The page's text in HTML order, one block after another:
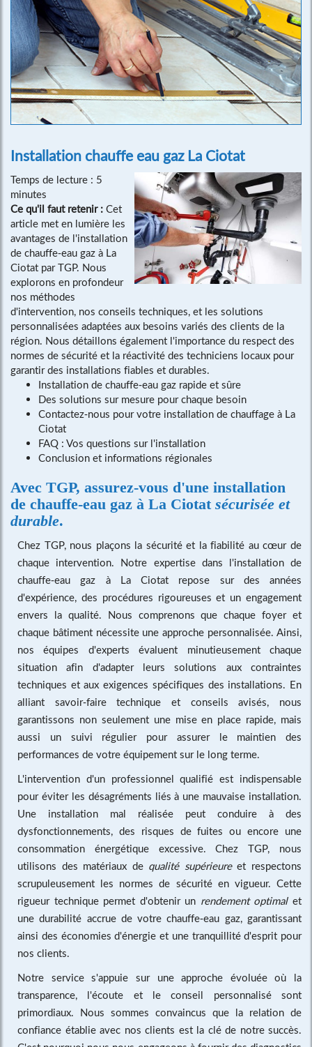
Installation chauffe eau gaz La Ciotat
Temps de lecture : 5
minutes
Ce qu'il faut retenir : Cet
article met en lumière les
avantages de l'installation
de chauffe-eau gaz à La
Ciotat par TGP. Nous
explorons en profondeur
nos méthodes
d'intervention, nos conseils techniques, et les solutions
personnalisées adaptées aux besoins variés des clients de la
région. Nous détaillons également l'importance du respect des
normes de sécurité et la réactivité des techniciens locaux pour
garantir des installations fiables et durables.
Installation de chauffe-eau gaz rapide et sûre
Des solutions sur mesure pour chaque besoin
Contactez-nous pour votre installation de chauffage à La
Ciotat
FAQ : Vos questions sur l'installation
Conclusion et informations régionales
Avec TGP, assurez-vous d'une installation
de chauffe-eau gaz à La Ciotat sécurisée et
durable.
Chez TGP, nous plaçons la sécurité et la fiabilité au cœur de
chaque intervention. Notre expertise dans l'installation de
chauffe-eau gaz à La Ciotat repose sur des années
d'expérience, des procédures rigoureuses et un engagement
envers la qualité. Nous comprenons que chaque foyer et
chaque bâtiment nécessite une approche personnalisée. Ainsi,
nos équipes d'experts évaluent minutieusement chaque
situation afin d'adapter leurs solutions aux contraintes
techniques et aux exigences spécifiques des installations. En
alliant savoir-faire technique et conseils avisés, nous
garantissons non seulement une mise en place rapide, mais
aussi un suivi régulier pour assurer le maintien des
performances de votre équipement sur le long terme.
L'intervention d'un professionnel qualifié est indispensable
pour éviter les désagréments liés à une mauvaise installation.
Une installation mal réalisée peut conduire à des
dysfonctionnements, des risques de fuites ou encore une
consommation énergétique excessive. Chez TGP, nous
utilisons des matériaux de qualité supérieureet respectons
scrupuleusement les normes de sécurité en vigueur. Cette
rigueur technique permet d'obtenir un rendement optimalet
une durabilité accrue de votre chauffe-eau gaz, garantissant
ainsi des économies d'énergie et une tranquillité d'esprit pour
nos clients.
Notre service s'appuie sur une approche évoluée où la
transparence, l'écoute et le conseil personnalisé sont
primordiaux. Nous sommes convaincus que la relation de
confiance établie avec nos clients est la clé de notre succès.